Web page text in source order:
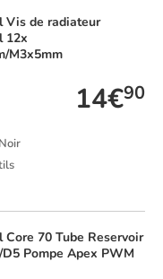
Vis de radiateur
12x
M3x5mm
14€90
Core 70 Tube Reservoir
D5 Pompe Apex PWM